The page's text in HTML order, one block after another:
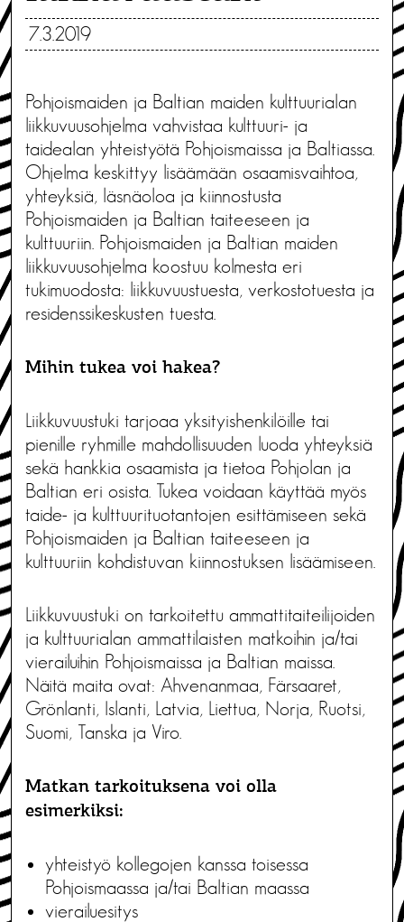
7.3.2019
Pohjoismaiden ja Baltian maiden kulttuurialan
liikkuvuusohjelma vahvistaa kulttuuri- ja
taidealan yhteistyötä Pohjoismaissa ja Baltiassa.
Ohjelma keskittyy lisäämään osaamisvaihtoa,
yhteyksiä, läsnäoloa ja kiinnostusta
Pohjoismaiden ja Baltian taiteeseen ja
kulttuuriin. Pohjoismaiden ja Baltian maiden
liikkuvuusohjelma koostuu kolmesta eri
tukimuodosta: liikkuvuustuesta, verkostotuesta ja
residenssikeskusten tuesta.
Mihin tukea voi hakea?
Liikkuvuustuki tarjoaa yksityishenkilöille tai
pienille ryhmille mahdollisuuden luoda yhteyksiä
sekä hankkia osaamista ja tietoa Pohjolan ja
Baltian eri osista. Tukea voidaan käyttää myös
taide- ja kulttuurituotantojen esittämiseen sekä
Pohjoismaiden ja Baltian taiteeseen ja
kulttuuriin kohdistuvan kiinnostuksen lisäämiseen.
Liikkuvuustuki on tarkoitettu ammattitaiteilijoiden
ja kulttuurialan ammattilaisten matkoihin ja/tai
vierailuihin Pohjoismaissa ja Baltian maissa.
Näitä maita ovat: Ahvenanmaa, Färsaaret,
Grönlanti, Islanti, Latvia, Liettua, Norja, Ruotsi,
Suomi, Tanska ja Viro.
Matkan tarkoituksena voi olla
esimerkiksi:
yhteistyö kollegojen kanssa toisessa
Pohjoismaassa ja/tai Baltian maassa
vierailuesitys